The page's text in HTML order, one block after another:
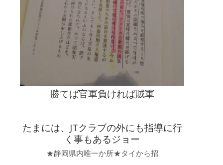
プ
初
め
て
の
海
外
り
た
才
は
勝てば官軍負ければ賊軍
たまには、JTクラブの外にも指導に行
く事もあるジョー
★静岡県内唯一か所★タイから招